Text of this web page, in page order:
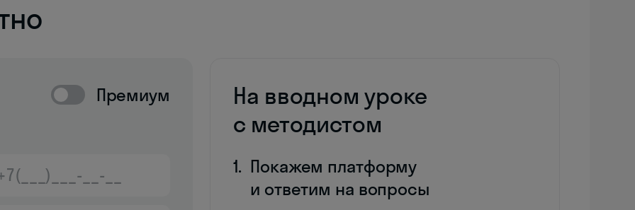
Премиум
На вводном уроке
с методистом
Покажем платформу
и ответим на вопросы